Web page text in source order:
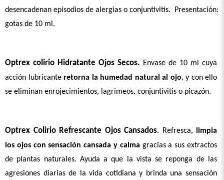
desencadenan episodios de alergias o conjuntivitis.  Presentación:
gotas de 10 ml.
Optrex colirio Hidratante Ojos Secos. Envase de 10 ml cuya
acción lubricante retorna la humedad natural al ojo, y con ello
se eliminan enrojecimientos, lagrimeos, conjuntivitis o picazón.
Optrex Colirio Refrescante Ojos Cansados. Refresca,
limpia
los ojos con sensación cansada y calma gracias a sus extractos
de plantas naturales. Ayuda a que la vista se reponga de las
agresiones diarias de la vida cotidiana y brinda una sensación